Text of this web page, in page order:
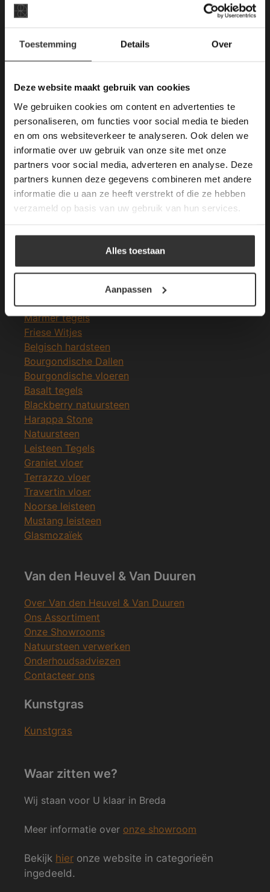
Toestemming Details Over
Deze website maakt gebruik van cookies
We gebruiken cookies om content en advertenties te
personaliseren, om functies voor social media te bieden
en om ons websiteverkeer te analyseren. Ook delen we
informatie over uw gebruik van onze site met onze
partners voor social media, adverteren en analyse. Deze
partners kunnen deze gegevens combineren met andere
informatie die u aan ze heeft verstrekt of die ze hebben
verzameld op basis van uw gebruik van hun services.
Alles toestaan
Aanpassen
Merken Keramiek Terrastegels
Merken Glasmozaïek
Natuursteen vloeren
Terrastegels
Leisteen terrastegels
Marmer vloer
Marmer tegels
Friese Witjes
Belgisch hardsteen
Bourgondische Dallen
Bourgondische vloeren
Basalt tegels
Blackberry natuursteen
Harappa Stone
Natuursteen
Leisteen Tegels
Graniet vloer
Terrazzo vloer
Travertin vloer
Noorse leisteen
Mustang leisteen
Glasmozaïek
Van den Heuvel & Van Duuren
Over Van den Heuvel & Van Duuren
Ons Assortiment
Onze Showrooms
Natuursteen verwerken
Onderhoudsadviezen
Contacteer ons
Kunstgras
Kunstgras
Waar zitten we?
Wij staan voor U klaar in Breda
Meer informatie over onze showroom
Bekijk hier onze website in categorieën
ingedeeld.
Deze website maakt
gebruik van cookies.
This Cookie Banner was deleted and is no
longer working. Please contact the website
administrator.
Deze website gebruikt cookies om de
gebruikerservaring te verbeteren. Door
gebruik te maken van onze website geeft u
toestemming voor alle cookies in
overeenstemming met ons cookiebeleid.Lees
verder
ALLES ACCEPTEREN
ALLES AFWIJZEN
DETAILS WEERGEVEN